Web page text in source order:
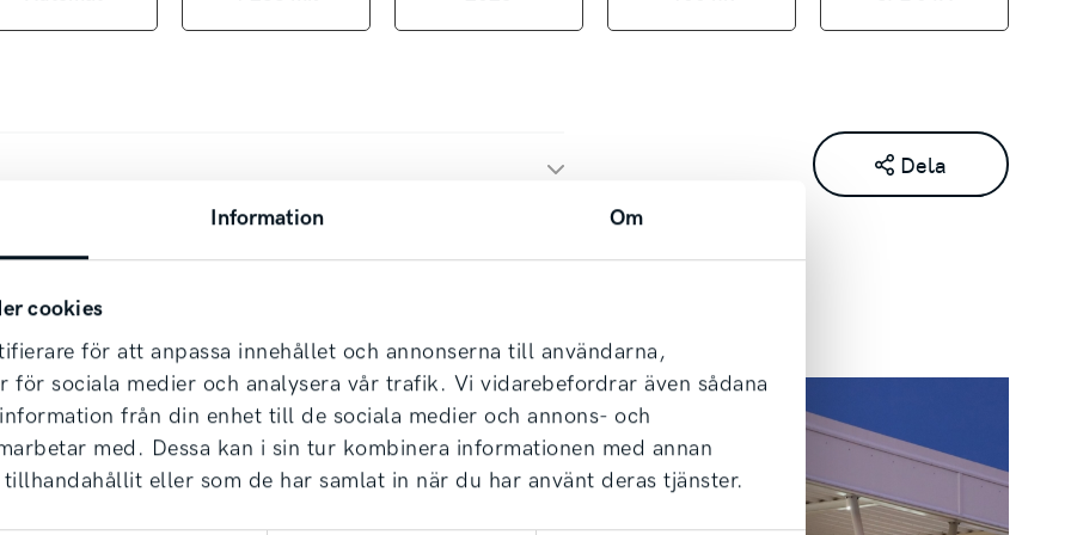
Information Om
cookies
för att anpassa innehållet och annonserna till användarna,
sociala medier och analysera vår trafik. Vi vidarebefordrar även sådana
från din enhet till de sociala medier och annons- och
med. Dessa kan i sin tur kombinera informationen med annan
eller som de har samlat in när du har använt deras tjänster.
därmed företagsleasas med möjlighet till 0 kr i första förhöjd hyra om så önskas.
komplett offert pålead.lidkoping@svenskamotor.se
eventuella skulder. Vi erbjuder även leverans i hela Sverige, prata med våra säljare
Motor i Lidköping på Tallhagsgatan 12.
Dela
samt erbjuder